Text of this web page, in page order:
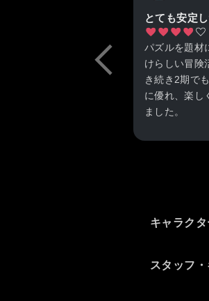
とても安定
パズルを題材
けらしい冒険
き続き2期で
に優れ、楽し
ました。
1期よりキャ
すね。
キャラクタ
スタッフ・